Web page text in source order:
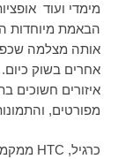
מימדי ועוד
הבאמת מיוחדות
אותה מצלמה
אחרים בשוק
איזורים חשוכים
מפורטים,
כרגיל, HTC